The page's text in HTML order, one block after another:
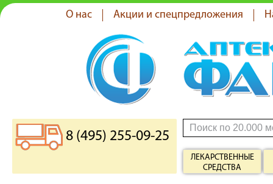
О нас Акции и спецпредложения
8 (495) 255-09-25
ЛЕКАРСТВЕННЫЕ
СРЕДСТВА